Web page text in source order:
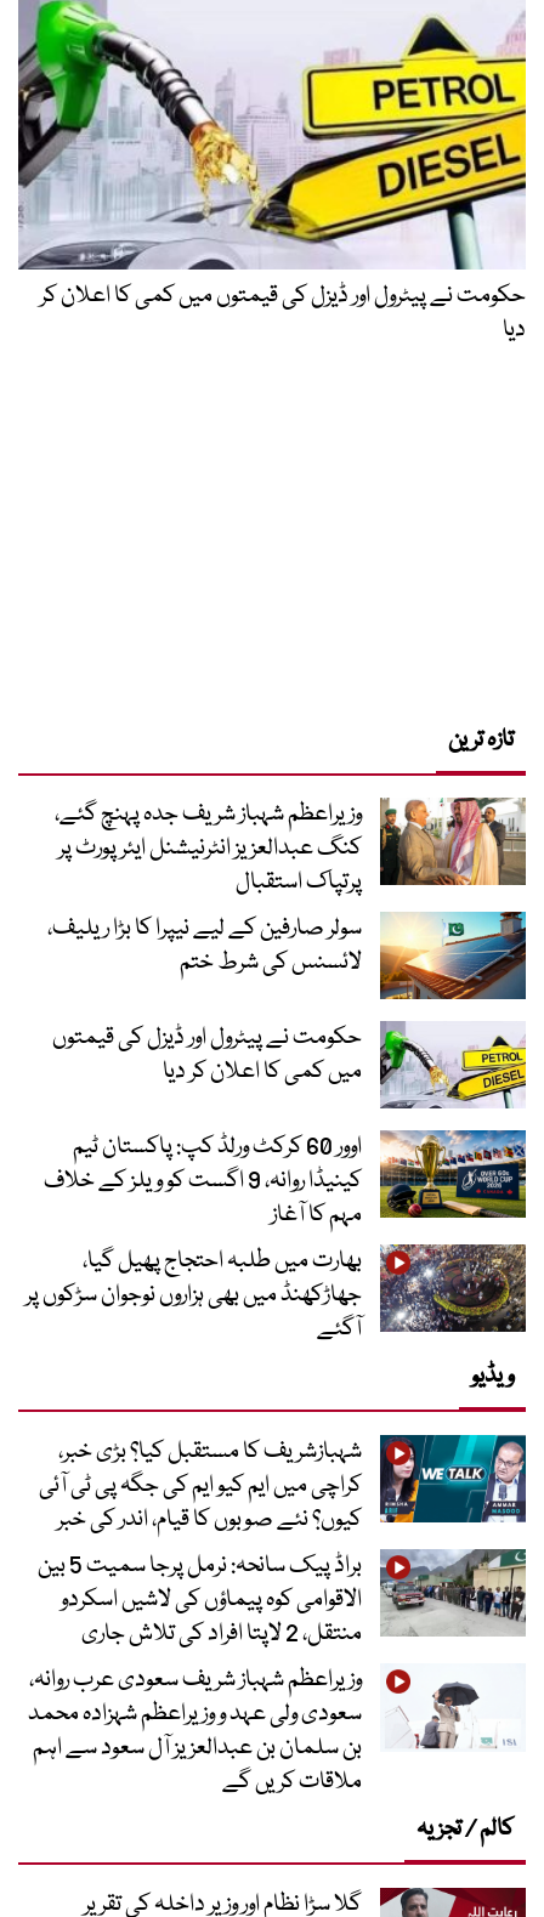
حکومت نے پیٹرول اور ڈیزل کی قیمتوں میں کمی کا اعلان کر
دیا
تازہ ترین
وزیراعظم شہباز شریف جدہ پہنچ گئے،
کنگ عبدالعزیز انٹرنیشنل ایئر پورٹ پر
پرتپاک استقبال
سولر صارفین کے لیے نیپرا کا بڑا ریلیف،
لائسنس کی شرط ختم
حکومت نے پیٹرول اور ڈیزل کی قیمتوں
میں کمی کا اعلان کر دیا
اوور 60 کرکٹ ورلڈ کپ: پاکستان ٹیم
کینیڈا روانہ، 9 اگست کو ویلز کے خلاف
مہم کا آغاز
بھارت میں طلبہ احتجاج پھیل گیا،
جھاڑکھنڈ میں بھی ہزاروں نوجوان سڑکوں پر
آگئے
ویڈیو
شہبازشریف کا مستقبل کیا؟ بڑی خبر،
کراچی میں ایم کیو ایم کی جگہ پی ٹی آئی
کیوں؟ نئے صوبوں کا قیام، اندر کی خبر
براڈ پیک سانحہ: نرمل پرجا سمیت 5 بین
الاقوامی کوہ پیماؤں کی لاشیں اسکردو
منتقل، 2 لاپتا افراد کی تلاش جاری
وزیراعظم شہباز شریف سعودی عرب روانہ،
سعودی ولی عہد و وزیراعظم شہزادہ محمد
بن سلمان بن عبدالعزیز آل سعود سے اہم
ملاقات کریں گے
کالم / تجزیہ
گلا سڑا نظام اور وزیر داخلہ کی تقریر